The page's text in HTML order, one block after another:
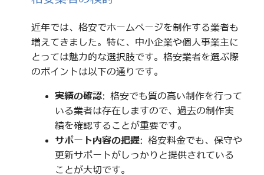
近年では、格安でホームページを制作する業者も
増えてきました。特に、中小企業や個人事業主に
とっては魅力的な選択肢です。格安業者を選ぶ際
のポイントは以下の通りです。
実績の確認: 格安でも質の高い制作を行って
いる業者は存在しますので、過去の制作実
績を確認することが重要です。
サポート内容の把握: 格安料金でも、保守や
更新サポートがしっかりと提供されている
ことが大切です。